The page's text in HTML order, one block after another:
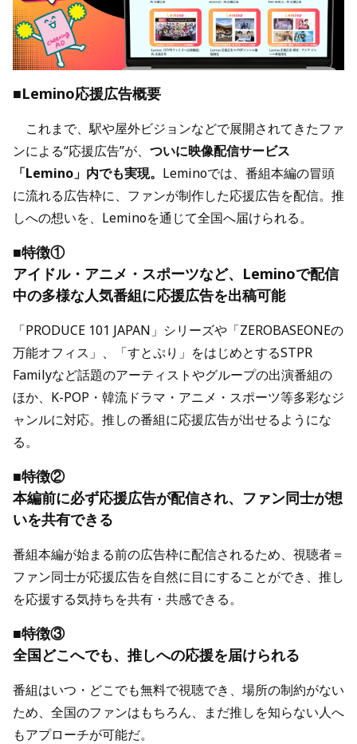
■Lemino応援広告概要
これまで、駅や屋外ビジョンなどで展開されてきたファ
ンによる“応援広告”が、 ついに映像配信サービス
「Lemino」内でも実現。 Leminoでは、番組本編の冒頭
に流れる広告枠に、ファンが制作した応援広告を配信。推
しへの想いを、Leminoを通じて全国へ届けられる。
■特徴①
アイドル・アニメ・スポーツなど、Leminoで配信
中の多様な人気番組に応援広告を出稿可能
「PRODUCE 101 JAPAN」シリーズや「ZEROBASEONEの
万能オフィス」、「すとぷり」をはじめとするSTPR
Familyなど話題のアーティストやグループの出演番組の
ほか、K-POP・韓流ドラマ・アニメ・スポーツ等多彩なジ
ャンルに対応。推しの番組に応援広告が出せるようにな
る。
■特徴②
本編前に必ず応援広告が配信され、ファン同士が想
いを共有できる
番組本編が始まる前の広告枠に配信されるため、視聴者＝
ファン同士が応援広告を自然に目にすることができ、推し
を応援する気持ちを共有・共感できる。
■特徴③
全国どこへでも、推しへの応援を届けられる
番組はいつ・どこでも無料で視聴でき、場所の制約がない
ため、全国のファンはもちろん、まだ推しを知らない人へ
もアプローチが可能だ。